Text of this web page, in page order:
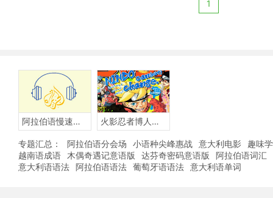
1
阿拉伯语慢速听力 火影忍者博人传BORUTO-阿拉伯语版
专题汇总： 阿拉伯语分会场 小语种尖峰惠战 意大利电影
趣味
越南语成语
木偶奇遇记意语版 达芬奇密码意语版
阿拉伯语词汇
意大利语语法 阿拉伯语语法 葡萄牙语语法 意大利语单词